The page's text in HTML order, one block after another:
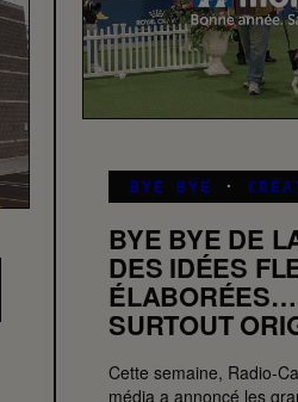
BYE BYE ·
BYE BYE DE
DES IDÉES
SURTOUT
Cette semaine, Radio-
média a annoncé les